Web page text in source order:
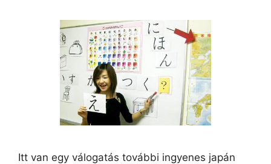
Itt van egy válogatás további ingyenes japán